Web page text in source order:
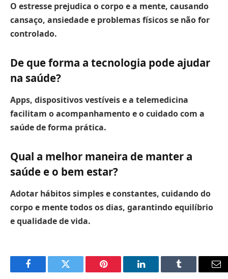
O estresse prejudica o corpo e a mente, causando
cansaço, ansiedade e problemas físicos se não for
controlado.
De que forma a tecnologia pode ajudar
na saúde?
Apps, dispositivos vestíveis e a telemedicina
facilitam o acompanhamento e o cuidado com a
saúde de forma prática.
Qual a melhor maneira de manter a
saúde e o bem estar?
Adotar hábitos simples e constantes, cuidando do
corpo e mente todos os dias, garantindo equilíbrio
e qualidade de vida.
Facebook Twitter Pinterest LinkedIn Tumblr